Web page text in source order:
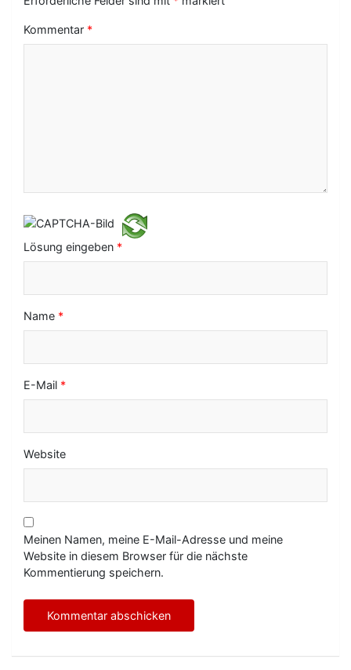
N
o
Kommentar *
Lösung eingeben *
Name *
E-Mail *
Website
Meinen Namen, meine E-Mail-Adresse und meine
Website in diesem Browser für die nächste
Kommentierung speichern.